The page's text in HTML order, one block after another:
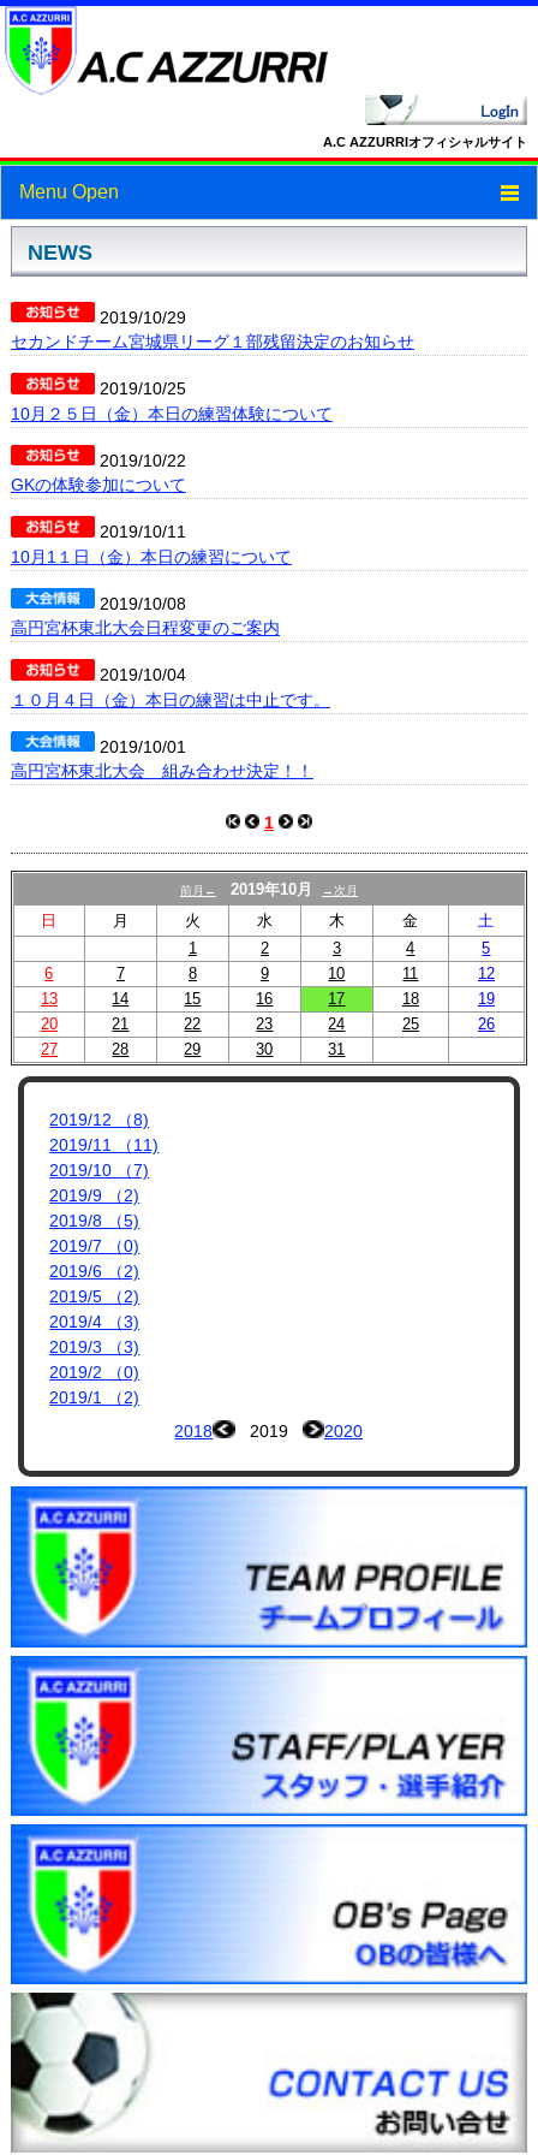
A.C AZZURRIオフィシャルサイト
Menu Open
トップ
スケジュール
スタッフ・選手紹介
フォトギャラリー
ブログ
プロフィール
リンク集
NEWS
2019/10/29
セカンドチーム宮城県リーグ１部残留決定のお知らせ
2019/10/25
10月２５日（金）本日の練習体験について
2019/10/22
GKの体験参加について
2019/10/11
10月1１日（金）本日の練習について
2019/10/08
高円宮杯東北大会日程変更のご案内
2019/10/04
１０月４日（金）本日の練習は中止です。
2019/10/01
高円宮杯東北大会 組み合わせ決定！！
1
前月← 2019年10月 →次月
日 月 火 水 木 金
土
1
2 3 4
5
6
7 8 9 10 11
12
13
14 15 16 17 18
19
20
21 22 23 24 25
26
27
28 29 30 31
2019/12 （8)
2019/11 （11)
2019/10 （7)
2019/9 （2)
2019/8 （5)
2019/7 （0)
2019/6 （2)
2019/5 （2)
2019/4 （3)
2019/3 （3)
2019/2 （0)
2019/1 （2)
2018
2019 2020